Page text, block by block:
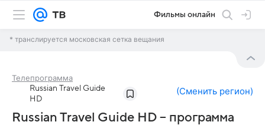
Фильмы онлайн
* транслируется московская сетка вещания
Телепрограмма
Russian Travel Guide
HD
(Сменить регион)
Russian Travel Guide HD – программа